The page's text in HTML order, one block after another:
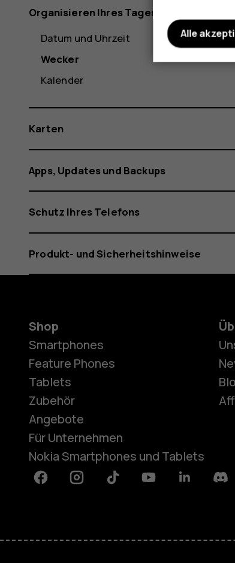
Organisieren Ihres Tages
Datum und Uhrzeit
Wecker
Kalender
Karten
Apps, Updates und Backups
Schutz Ihres Telefons
Produkt- und Sicherheitshinweise
Shop
Smartphones
Feature Phones
Tablets
Zubehör
Angebote
Für Unternehmen
Nokia Smartphones und Tablets
FacebookInstagramTiktok YoutubeLinkedin
Alle